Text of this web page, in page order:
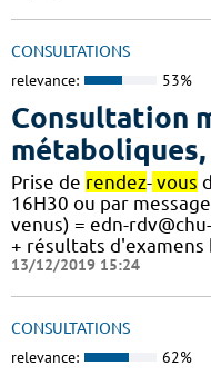
CONSULTATIONS
relevance: 53%
Consultation
Prise de rendez- vous
16H30 ou par
venus) = edn-
+ résultats d'examens
13/12/2019 15:24
CONSULTATIONS
relevance: 62%